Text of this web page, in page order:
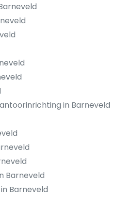
in Barneveld
Barneveld
Barneveld